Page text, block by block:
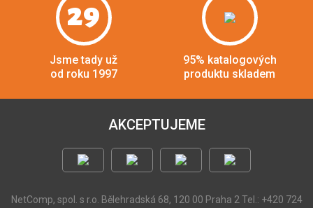
29
Jsme tady už
od roku 1997
95% katalogových
produktu skladem
AKCEPTUJEME
NetComp, spol. s r.o. Bělehradská 68, 120 00 Praha 2 Tel.: +420 724